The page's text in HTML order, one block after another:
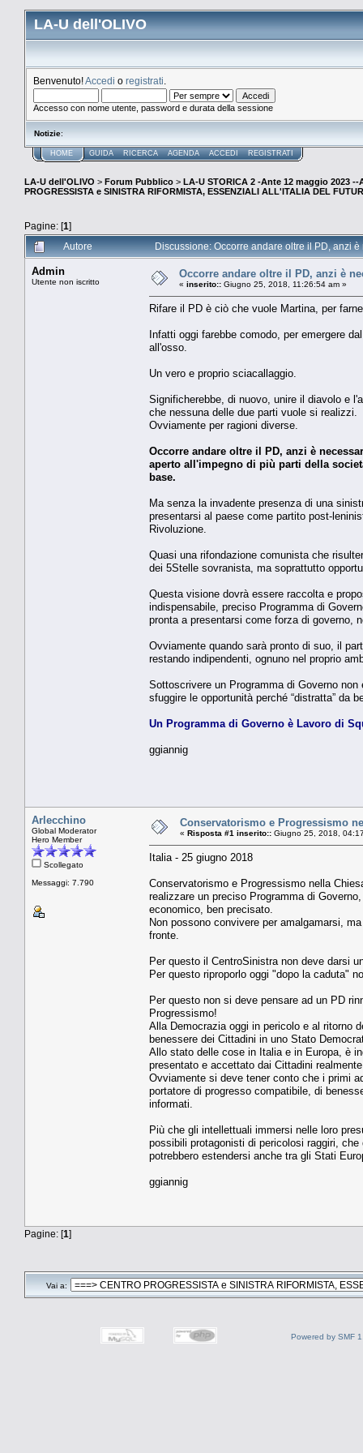
LA-U dell'OLIVO
Benvenuto!Accedi o registrati
Accesso con nome utente, password e durata della sessione
Notizie:
HOME GUIDA RICERCA AGENDA ACCEDI REGISTRATI
LA-U dell'OLIVO > Forum Pubblico > LA-U STORICA 2 -Ante 12 maggio 2023 --
PROGRESSISTA e SINISTRA RIFORMISTA, ESSENZIALI ALL'ITALIA DEL
Pagine: [1]
Autore
Discussione: Occorre andare oltre il PD, anzi
Admin
Utente non iscritto
Occorre andare oltre il PD, anzi è
« inserito:: Giugno 25, 2018, 11:26:54 am »
Rifare il PD è ciò che vuole Martina, per
Infatti oggi farebbe comodo, per emergere
all'osso.
Un vero e proprio sciacallaggio.
Significherebbe, di nuovo, unire il diavolo e
che nessuna delle due parti vuole si realizzi.
Ovviamente per ragioni diverse.
Occorre andare oltre il PD, anzi è
aperto all'impegno di più parti della
base.
Ma senza la invadente presenza di una
presentarsi al paese come partito post-
Rivoluzione.
Quasi una rifondazione comunista che
dei 5Stelle sovranista, ma soprattutto
Questa visione dovrà essere raccolta e
indispensabile, preciso Programma di
pronta a presentarsi come forza di governo,
Ovviamente quando sarà pronto di suo, il
restando indipendenti, ognuno nel proprio
Sottoscrivere un Programma di Governo
sfuggire le opportunità perché “distratta” da
Un Programma di Governo è Lavoro di
ggiannig
Arlecchino
Global Moderator
Hero Member
Scollegato
Messaggi: 7.790
Conservatorismo e Progressismo
« Risposta #1 inserito:: Giugno 25, 2018,
Italia - 25 giugno 2018
Conservatorismo e Progressismo nella
realizzare un preciso Programma di
economico, ben precisato.
Non possono convivere per amalgamarsi,
fronte.
Per questo il CentroSinistra non deve darsi
Per questo riproporlo oggi "dopo la caduta"
Per questo non si deve pensare ad un PD
Progressismo!
Alla Democrazia oggi in pericolo e al ritorno
benessere dei Cittadini in uno Stato
Allo stato delle cose in Italia e in Europa, è
presentato e accettato dai Cittadini
Ovviamente si deve tener conto che i primi
portatore di progresso compatibile, di
informati.
Più che gli intellettuali immersi nelle loro
possibili protagonisti di pericolosi raggiri,
potrebbero estendersi anche tra gli Stati
ggiannig
Pagine: [1]
Vai a:
Powered by SMF